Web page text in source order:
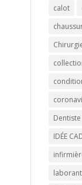
calot
Dentiste
IDÉE